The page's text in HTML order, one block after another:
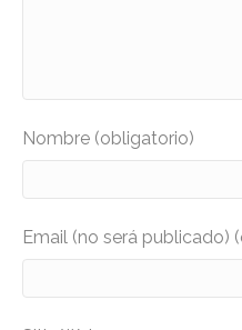
Nombre (obligatorio)
Email (no será publicado)